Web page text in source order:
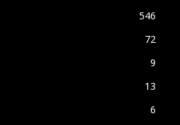
546
72
9
13
6